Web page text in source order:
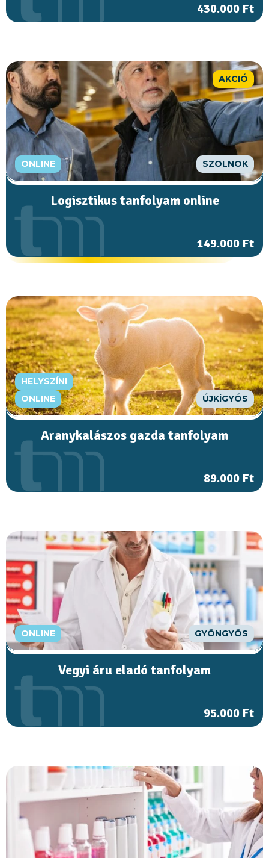
430.000 Ft
ONLINE SZOLNOK
AKCIÓ
Logisztikus tanfolyam online
149.000 Ft
HELYSZÍNI
ONLINE
ÚJKÍGYÓS
Aranykalászos gazda tanfolyam
89.000 Ft
ONLINE GYÖNGYÖS
Vegyi áru eladó tanfolyam
95.000 Ft